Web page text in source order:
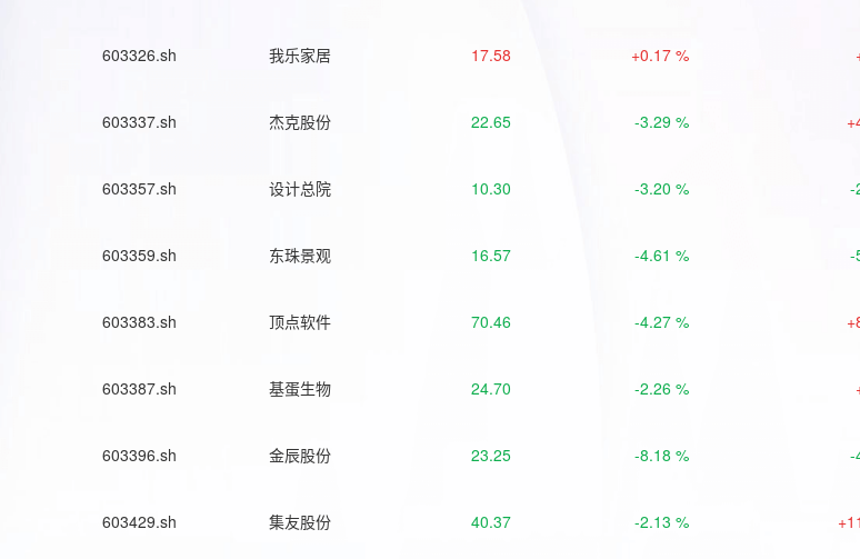
603326.sh 我乐家居 17.58 +0.17 %
603337.sh 杰克股份 22.65 -3.29 %
603357.sh 设计总院 10.30 -3.20 % -
603359.sh 东珠景观 16.57 -4.61 % -
603383.sh 顶点软件 70.46 -4.27 %
603387.sh 基蛋生物 24.70 -2.26 %
603396.sh 金辰股份 23.25 -8.18 % -
603429.sh 集友股份 40.37 -2.13 %